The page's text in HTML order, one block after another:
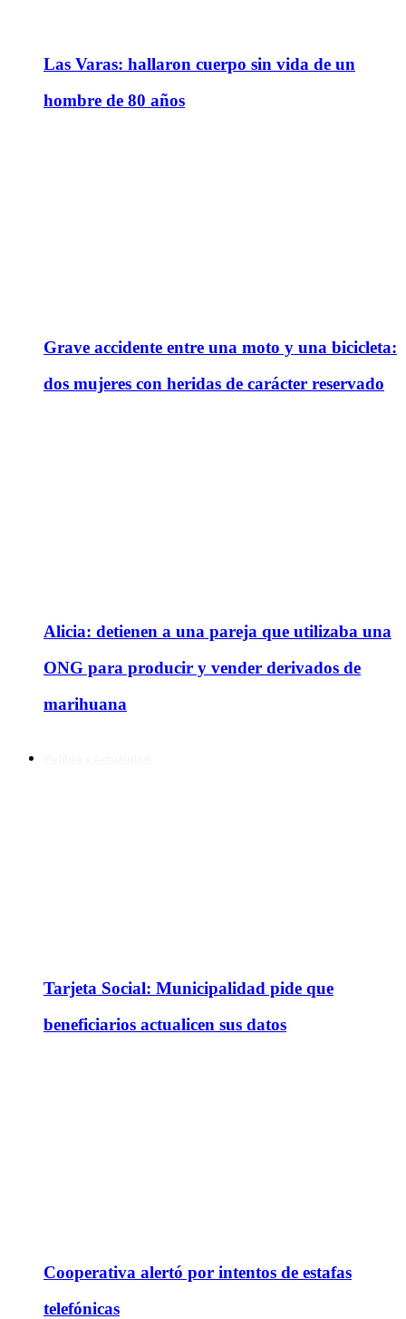
Las Varas: hallaron cuerpo sin vida de un
hombre de 80 años
Grave accidente entre una moto y una bicicleta:
dos mujeres con heridas de carácter reservado
Alicia: detienen a una pareja que utilizaba una
ONG para producir y vender derivados de
marihuana
Tarjeta Social: Municipalidad pide que
beneficiarios actualicen sus datos
Cooperativa alertó por intentos de estafas
telefónicas